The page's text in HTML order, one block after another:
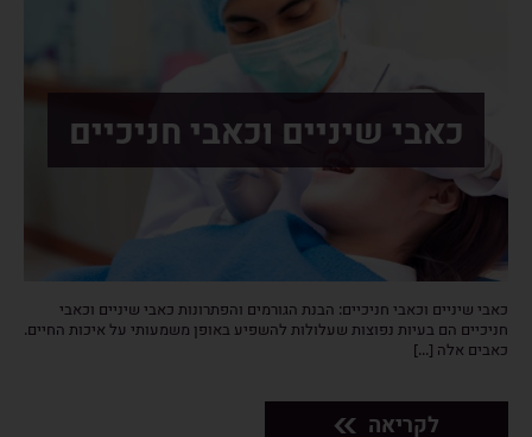
כאבי שיניים וכאבי חניכיים
כאבי שיניים וכאבי חניכיים: הבנת הגורמים והפתרונות כאבי שיניים וכאבי
חניכיים הם בעיות נפוצות שעלולות להשפיע באופן משמעותי על איכות החיים.
כאבים אלה [...]
לקריאה